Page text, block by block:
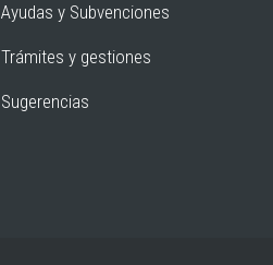
Ayudas y Subvenciones
Trámites y gestiones
Sugerencias